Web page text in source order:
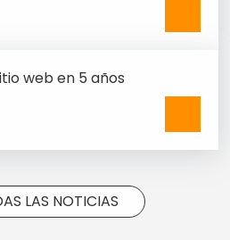
web en 5 años
LAS NOTICIAS